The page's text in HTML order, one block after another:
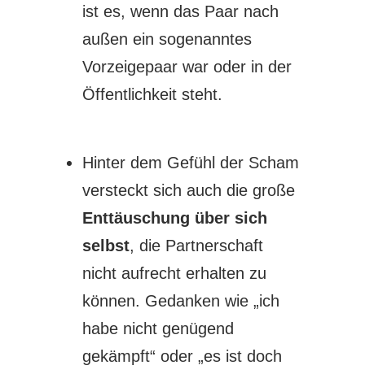
ist es, wenn das Paar nach
außen ein sogenanntes
Vorzeigepaar war oder in der
Öffentlichkeit steht.
Hinter dem Gefühl der Scham
versteckt sich auch die große
Enttäuschung über sich
selbst, die Partnerschaft
nicht aufrecht erhalten zu
können. Gedanken wie „ich
habe nicht genügend
gekämpft“ oder „es ist doch